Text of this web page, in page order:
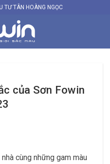
TƯ TÂN HOÀNG NGỌC
của Sơn Fowin
cùng những gam màu